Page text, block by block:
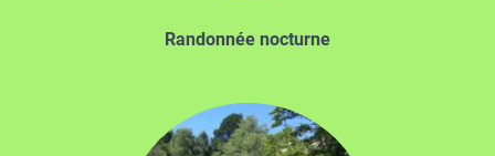
Randonnée nocturne